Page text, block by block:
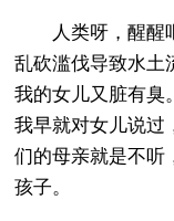
人类呀，醒醒吧
乱砍滥伐导致水土
我的女儿又脏有臭
我早就对女儿说过
们的母亲就是不听
孩子。